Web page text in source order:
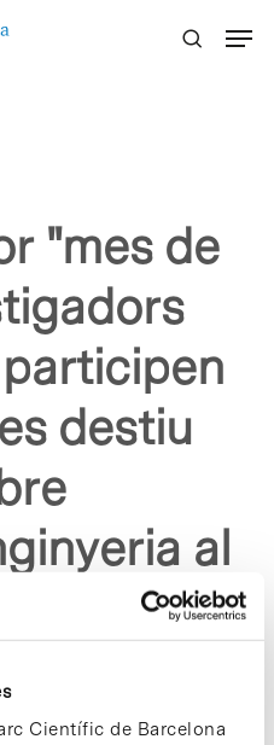
Científic de Barcelona
"mes de
destiu
al
asp"